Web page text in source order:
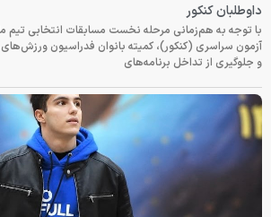
داوطلبان کنکور
با توجه به هم‌زمانی مرحله نخست مسابقات انتخابی تیم
آزمون سراسری (کنکور)، کمیته بانوان فدراسیون ورزش‌های
و جلوگیری از تداخل برنامه‌های